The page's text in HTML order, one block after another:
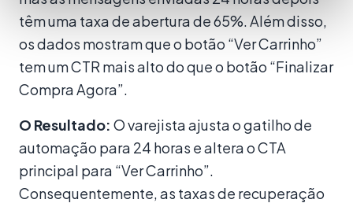
têm uma taxa de abertura de 65%. Além disso,
os dados mostram que o botão “Ver Carrinho”
tem um CTR mais alto do que o botão “Finalizar
Compra Agora”.
O Resultado: O varejista ajusta o gatilho de
automação para 24 horas e altera o CTA
principal para “Ver Carrinho”.
Consequentemente, as taxas de recuperação